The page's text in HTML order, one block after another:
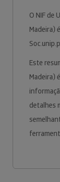
O NIF de
Madeira)
Este
Madeira)
detalhes